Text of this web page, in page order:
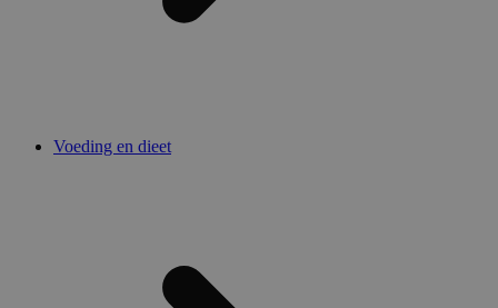
Voeding en dieet